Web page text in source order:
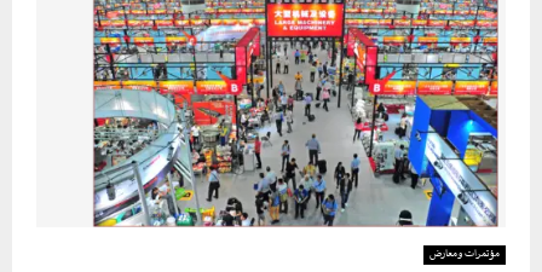
مؤتمرات ومعارض